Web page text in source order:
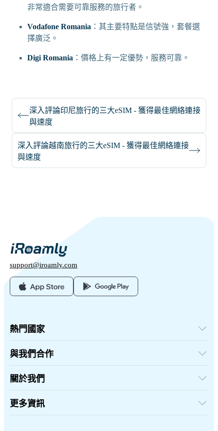
非常適合需要可靠服務的旅行者。
Vodafone Romania ：其主要特點是信號強，套餐選
擇廣泛。
Digi Romania ：價格上有一定優勢，服務可靠。
深入評論印尼旅行的三大eSIM - 獲得最佳網絡連接
與速度
深入評論越南旅行的三大eSIM - 獲得最佳網絡連接
與速度
support@iroamly.com
熱門國家
美國
英國
土耳其
泰國
日本
義大利
印度
與我們合作
批發平台
推薦及賺取
聯盟計劃
關於我們
關於iRoamly
聯絡我們
更多資訊
支援中心